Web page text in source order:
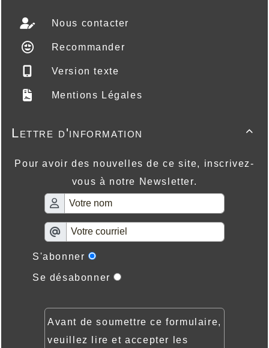
Nous contacter
Recommander
Version texte
Mentions Légales

Lettre d'information
Pour avoir des nouvelles de ce site, inscrivez-
vous à notre Newsletter.
S'abonner
Se désabonner
Avant de soumettre ce formulaire,
veuillez lire et accepter les